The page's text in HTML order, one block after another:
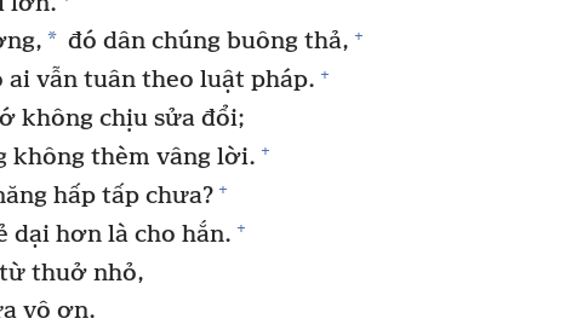
* đó dân chúng buông thả, +
ai vẫn tuân theo luật pháp. +
không chịu sửa đổi;
không thèm vâng lời. +
hấp tấp chưa? +
dại hơn là cho hắn. +
thuở nhỏ,
vô ơn.